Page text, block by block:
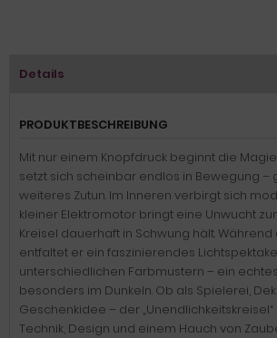
Details
PRODUKTBESCHREIBUNG
Mit nur einem Knopfdruck beginnt die
setzt sich scheinbar endlos in Bewegung –
weiteres Zutun. Im Inneren verbirgt sich
kleiner Elektromotor bringt eine Unwucht
Kreisel dauerhaft in Schwung hält. Während
entfaltet er ein faszinierendes
unterschiedlichen Farbmustern – ein
besonders im Dunkeln. Ob als Spielerei,
Geschenkidee – der
Technik, Design und einem Hauch von